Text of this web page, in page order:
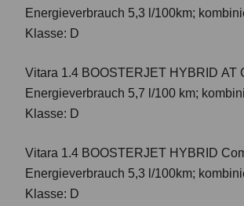
Energieverbrauch 5,3 l/100km;
Klasse: D
Vitara 1.4 BOOSTERJET HYBRID AT
Energieverbrauch 5,7 l/100 km;
Klasse: D
Vitara 1.4 BOOSTERJET HYBRID
Energieverbrauch 5,3 l/100km;
Klasse: D